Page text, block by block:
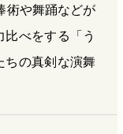
術や舞踊などが
べをする「う
ちの真剣な演舞